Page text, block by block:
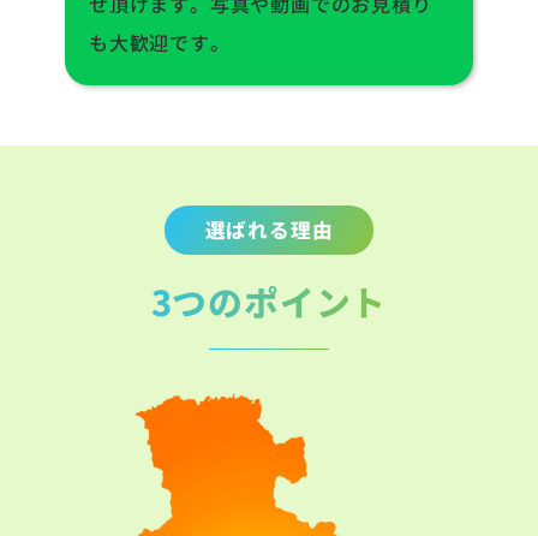
も大歓迎です。
選ばれる理由
3つのポイント